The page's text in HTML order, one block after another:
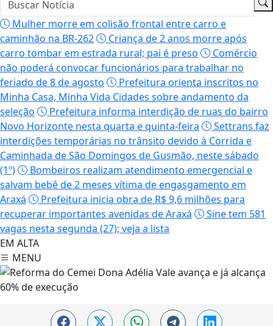
Mulher morre em colisão frontal entre carro e
caminhão na BR-262
Criança de 2 anos morre após
carro tombar em estrada rural; pai é preso
Comércio
não poderá convocar funcionários para trabalhar no
feriado de 8 de agosto
Prefeitura orienta inscritos no
Minha Casa, Minha Vida Cidades sobre andamento da
seleção
Prefeitura informa interdição de ruas do bairro
Novo Horizonte nesta quarta e quinta-feira
Settrans faz
interdições temporárias no trânsito devido à Corrida e
Caminhada de São Domingos de Gusmão, neste sábado
(1º)
Bombeiros realizam atendimento emergencial e
salvam bebê de 2 meses vítima de engasgamento em
Araxá
Prefeitura inicia obra de R$ 9,6 milhões para
recuperar importantes avenidas de Araxá
Sine tem 581
vagas nesta segunda (27); veja a lista
EM ALTA
MENU